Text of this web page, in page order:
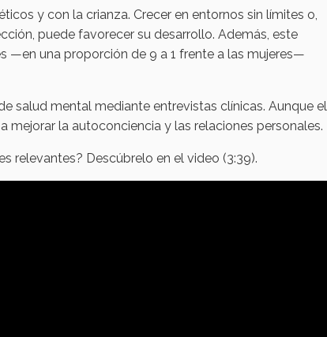
y con la crianza. Crecer en entornos sin límites o,
puede favorecer su desarrollo. Además, este
—en una proporción de 9 a 1 frente a las mujeres—
salud mental mediante entrevistas clínicas. Aunque el
la autoconciencia y las relaciones personales.
relevantes? Descúbrelo en el video (3:39).